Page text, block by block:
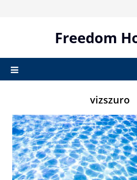
Freedom
vizszuro